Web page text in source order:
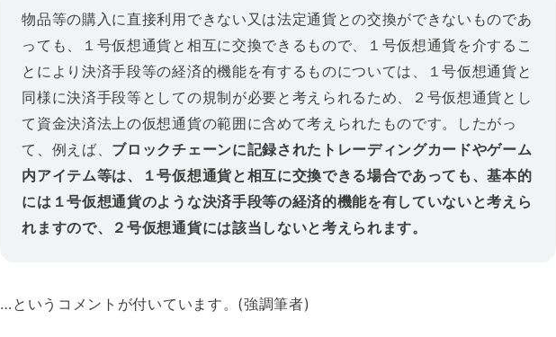
物品等の購入に直接利用できない又は法定通貨との交換ができないものであ
っても、１号仮想通貨と相互に交換できるもので、１号仮想通貨を介するこ
とにより決済手段等の経済的機能を有するものについては、１号仮想通貨と
同様に決済手段等としての規制が必要と考えられるため、２号仮想通貨とし
て資金決済法上の仮想通貨の範囲に含めて考えられたものです。したがっ
て、例えば、 ブロックチェーンに記録されたトレーディングカードやゲーム
内アイテム等は、１号仮想通貨と相互に交換できる場合であっても、基本的
には１号仮想通貨のような決済手段等の経済的機能を有していないと考えら
れますので、２号仮想通貨には該当しないと考えられます。
…というコメントが付いています。(強調筆者)